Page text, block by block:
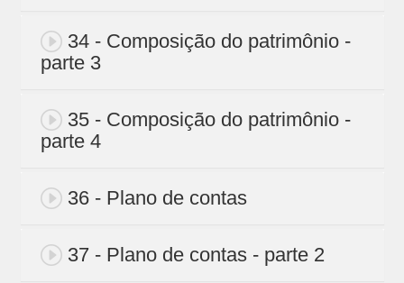
34 - Composição do patrimônio -
parte 3
35 - Composição do patrimônio -
parte 4
36 - Plano de contas
37 - Plano de contas - parte 2